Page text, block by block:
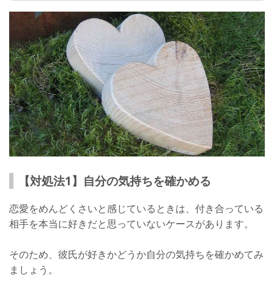
【対処法1】自分の気持ちを確かめる
恋愛をめんどくさいと感じているときは、付き合っている
相手を本当に好きだと思っていないケースがあります。
そのため、彼氏が好きかどうか自分の気持ちを確かめてみ
ましょう。